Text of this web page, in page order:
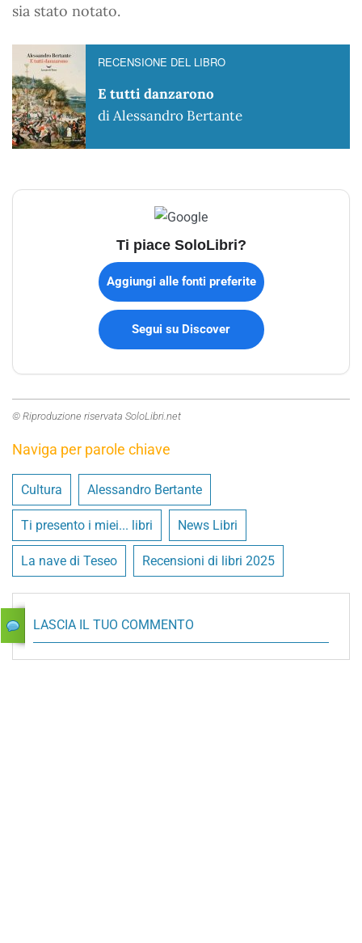
sia stato notato.
RECENSIONE DEL LIBRO
E tutti danzarono
di Alessandro Bertante
Ti piace SoloLibri?
Aggiungi alle fonti preferite
Segui su Discover
© Riproduzione riservata SoloLibri.net
Naviga per parole chiave
Cultura Alessandro Bertante
Ti presento i miei... libri News Libri
La nave di Teseo Recensioni di libri 2025
LASCIA IL TUO COMMENTO